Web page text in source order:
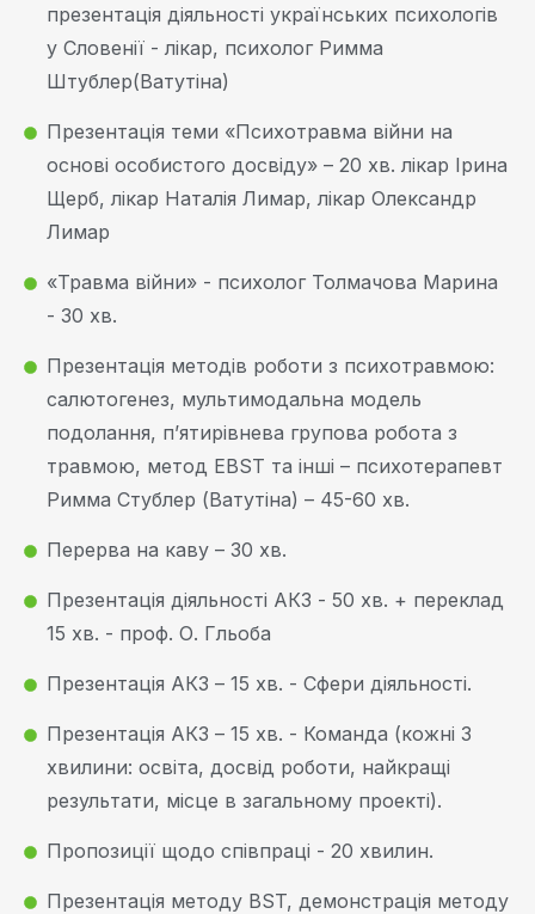
презентація діяльності українських психологів
у Словенії - лікар, психолог Римма
Штублер(Ватутіна)
Презентація теми «Психотравма війни на
основі особистого досвіду» – 20 хв. лікар Ірина
Щерб, лікар Наталія Лимар, лікар Олександр
Лимар
«Травма війни» - психолог Толмачова Марина
- 30 хв.
Презентація методів роботи з психотравмою:
салютогенез, мультимодальна модель
подолання, п’ятирівнева групова робота з
травмою, метод EBST та інші – психотерапевт
Римма Стублер (Ватутіна) – 45-60 хв.
Перерва на каву – 30 хв.
Презентація діяльності АКЗ - 50 хв. + переклад
15 хв. - проф. О. Гльоба
Презентація АКЗ – 15 хв. - Сфери діяльності.
Презентація АКЗ – 15 хв. - Команда (кожні 3
хвилини: освіта, досвід роботи, найкращі
результати, місце в загальному проекті).
Пропозиції щодо співпраці - 20 хвилин.
Презентація методу BST, демонстрація методу